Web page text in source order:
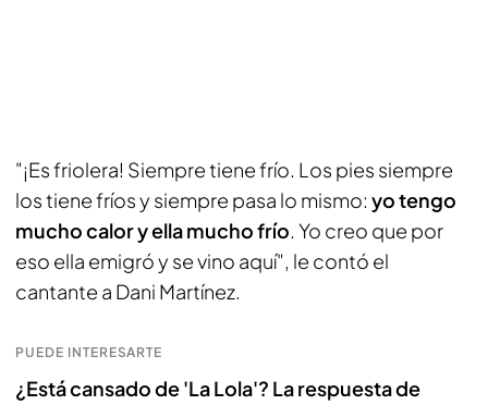
"¡Es friolera! Siempre tiene frío. Los pies siempre
los tiene fríos y siempre pasa lo mismo: yo tengo
mucho calor y ella mucho frío. Yo creo que por
eso ella emigró y se vino aquí", le contó el
cantante a Dani Martínez.
PUEDE INTERESARTE
¿Está cansado de 'La Lola'? La respuesta de